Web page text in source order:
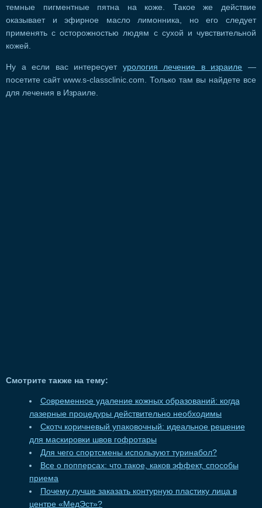
темные пигментные пятна на коже. Такое же действие
оказывает и эфирное масло лимонника, но его следует
применять с осторожностью людям с сухой и чувствительной
кожей.
Ну а если вас интересует урология лечение в израиле —
посетите сайт www.s-classclinic.com. Только там вы найдете все
для лечения в Израиле.
Смотрите также на тему:
Современное удаление кожных образований: когда
лазерные процедуры действительно необходимы
Скотч коричневый упаковочный: идеальное решение
для маскировки швов гофротары
Для чего спортсмены используют туринабол?
Все о попперсах: что такое, каков эффект, способы
приема
Почему лучше заказать контурную пластику лица в
центре «МедЭст»?